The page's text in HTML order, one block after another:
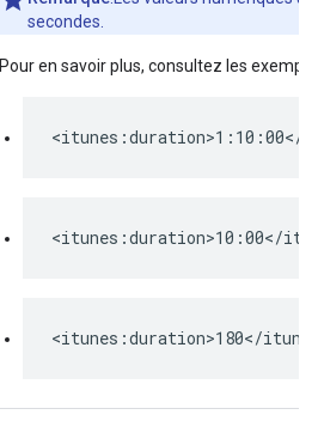
secondes.
Pour en savoir plus, consultez les
<itunes:duration>1:10:00</
<itunes:duration>10:00</
<itunes:duration>180</